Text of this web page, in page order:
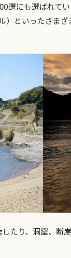
選にも選ばれて
）といったさま
たり、洞窟、断